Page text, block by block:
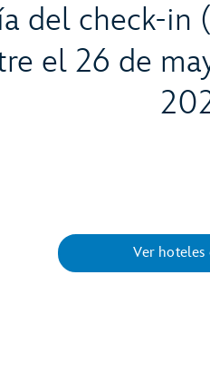
del check-in
el 26 de
Ver hoteles